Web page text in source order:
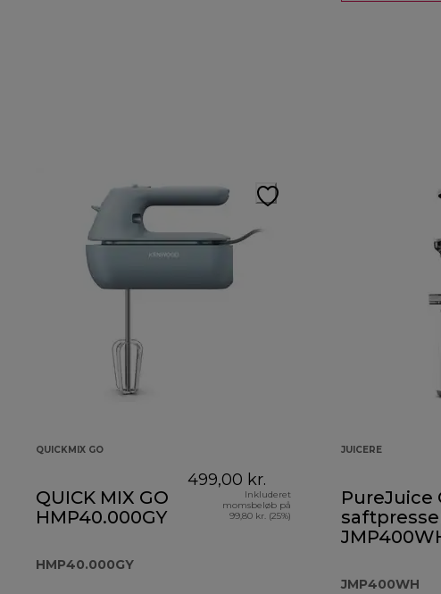
QUICKMIX GO
QUICK MIX GO
HMP40.000GY
HMP40.000GY
499,00 kr.
Inkluderet
momsbeløb på
99,80 kr. (25%)
JUICERE
PureJuice
JMP400WH